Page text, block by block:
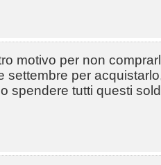
motivo per non
settembre per
spendere tutti questi